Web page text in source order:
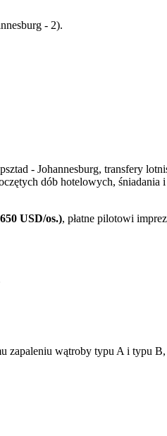
- 2).
- Johannesburg, transfery
dób hotelowych,
USD/os.), płatne pilotowi
wątroby typu A i typu